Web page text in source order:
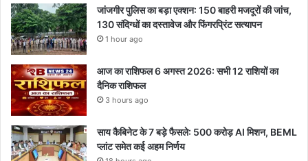
जांजगीर पुलिस का बड़ा एक्शन: 150 बाहरी मजदूरों की जांच,
130 संदिग्धों का दस्तावेज और फिंगरप्रिंट सत्यापन
1 hour ago
आज का राशिफल 6 अगस्त 2026: सभी 12 राशियों का
दैनिक राशिफल
3 hours ago
साय कैबिनेट के 7 बड़े फैसले: 500 करोड़ AI मिशन, BEML
प्लांट समेत कई अहम निर्णय